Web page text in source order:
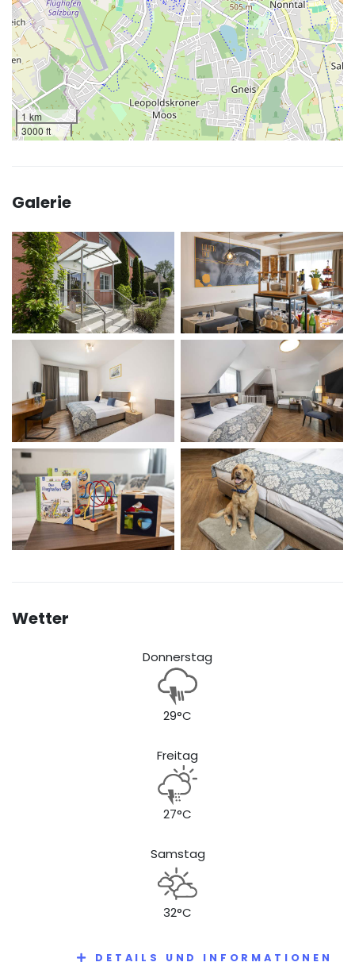
1 km
3000 ft
Galerie
Wetter
Donnerstag
29°C
Freitag
27°C
Samstag
32°C
DETAILS UND INFORMATIONEN